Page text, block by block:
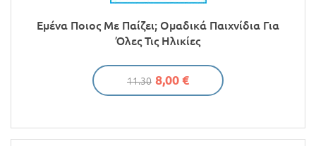
Προσφορές
Εμένα Ποιος Με Παίζει; Ομαδικά Παιχνίδια Για
Όλες Τις Ηλικίες
11.30 8,00 €